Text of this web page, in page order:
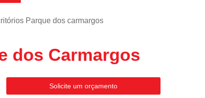
Parque dos carmargos
dos Carmargos
Solicite um orçamento